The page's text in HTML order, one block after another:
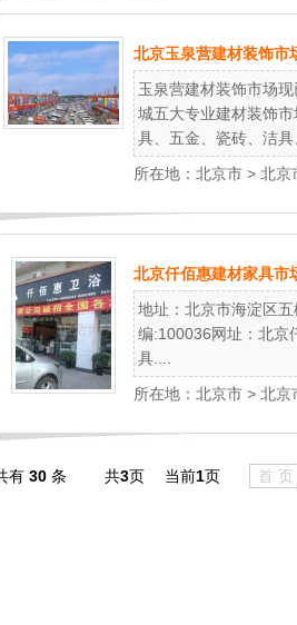
北京玉泉营建材装饰市
玉泉营建材装饰市场
城五大专业建材装饰
具、五金、瓷砖、洁具
所在地： 北京市 > 北京
北京仟佰惠建材家具市
地址：北京市海淀区
编:100036网址：北京
具....
所在地： 北京市 > 北京
有 30 条 共3页 当前1页 首 页